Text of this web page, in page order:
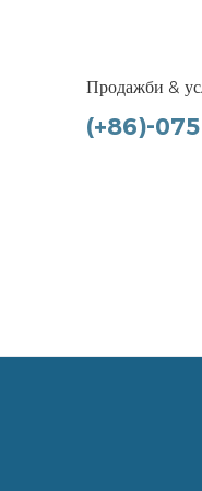
Продажби &
(+86)-